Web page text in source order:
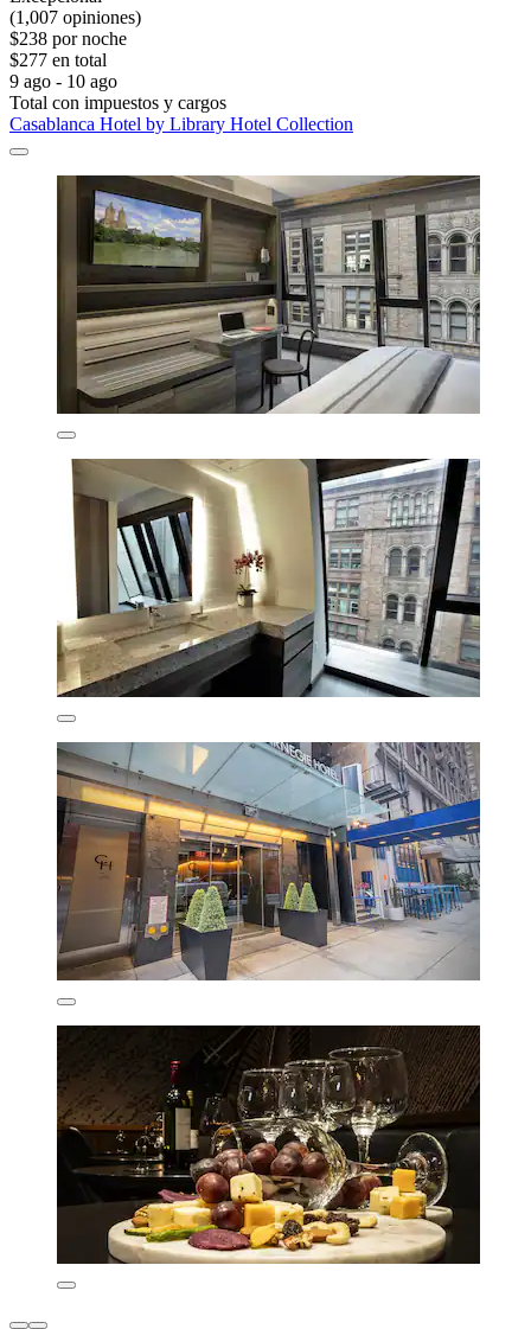
(1,007 opiniones)
$238 por noche
$277 en total
9 ago - 10 ago
Total con impuestos y cargos
Casablanca Hotel by Library Hotel Collection